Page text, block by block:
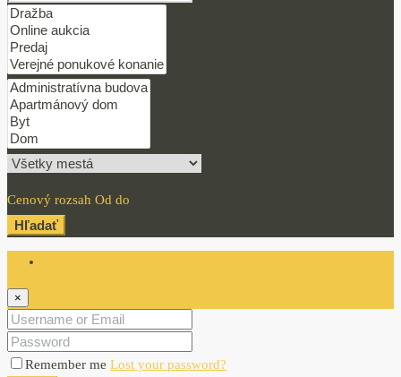
Cenový rozsah Od do
Hľadať
×
Remember me Lost your password?